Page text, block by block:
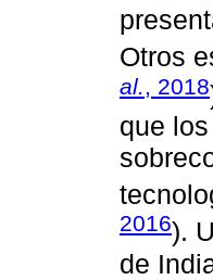
Otros
al., 2018
que
2016).
de